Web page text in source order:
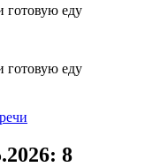
готовую еду
готовую еду
: 8